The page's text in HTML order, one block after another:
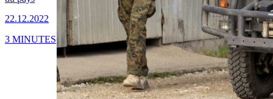
22.12.2022
3 MINUTES